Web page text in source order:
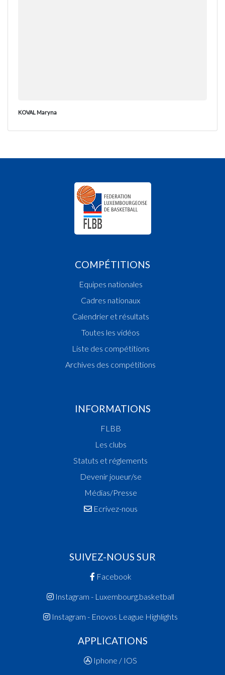
KOVAL Maryna
COMPÉTITIONS
Equipes nationales
Cadres nationaux
Calendrier et résultats
Toutes les vidéos
Liste des compétitions
Archives des compétitions
INFORMATIONS
FLBB
Les clubs
Statuts et réglements
Devenir joueur/se
Médias/Presse
Ecrivez-nous
SUIVEZ-NOUS SUR
Facebook
Instagram - Luxembourg.basketball
Instagram - Enovos League Highlights
APPLICATIONS
Iphone / IOS